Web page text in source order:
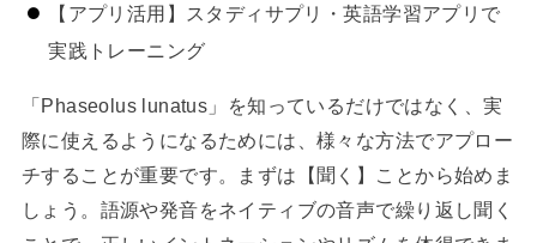
【アプリ活用】スタディサプリ・英語学習アプリで
実践トレーニング
「Phaseolus lunatus」を知っているだけではなく、実
際に使えるようになるためには、様々な方法でアプロー
チすることが重要です。まずは【聞く】ことから始めま
しょう。語源や発音をネイティブの音声で繰り返し聞く